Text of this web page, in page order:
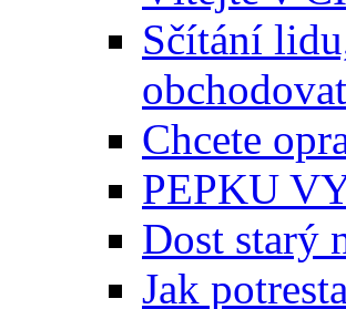
Sčítání
Chcete
PEPKU
Dost starý
Jak